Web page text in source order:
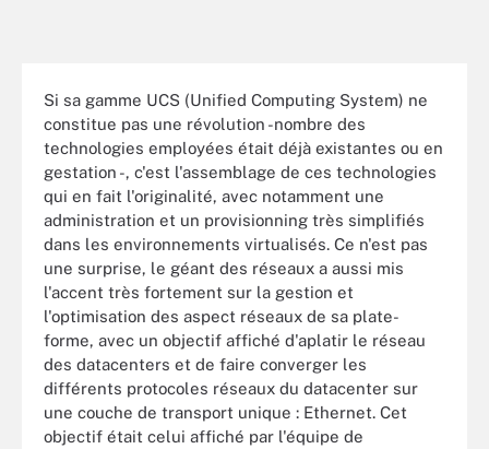
Si sa gamme UCS (Unified Computing System) ne
constitue pas une révolution -nombre des
technologies employées était déjà existantes ou en
gestation -, c'est l'assemblage de ces technologies
qui en fait l'originalité, avec notamment une
administration et un provisionning très simplifiés
dans les environnements virtualisés. Ce n'est pas
une surprise, le géant des réseaux a aussi mis
l'accent très fortement sur la gestion et
l'optimisation des aspect réseaux de sa plate-
forme, avec un objectif affiché d'aplatir le réseau
des datacenters et de faire converger les
différents protocoles réseaux du datacenter sur
une couche de transport unique : Ethernet. Cet
objectif était celui affiché par l'équipe de